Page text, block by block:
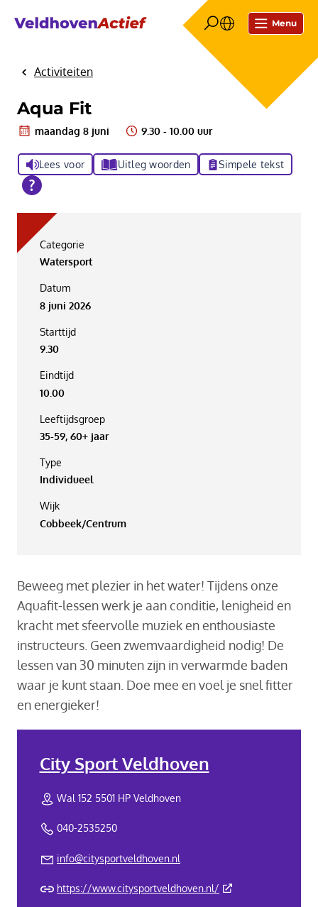
Menu
HomeActiviteiten
Aqua Fit
maandag 8 juni 9.30 - 10.00 uur
Lees voor Uitleg woorden Simpele tekst
Categorie
Watersport
Datum
8 juni 2026
Starttijd
9.30
Eindtijd
10.00
Leeftijdsgroep
35-59, 60+ jaar
Type
Individueel
Wijk
Cobbeek/Centrum
Beweeg met plezier in het water! Tijdens onze
Aquafit-lessen werk je aan conditie, lenigheid en
kracht met sfeervolle muziek en enthousiaste
instructeurs. Geen zwemvaardigheid nodig! De
lessen van 30 minuten zijn in verwarmde baden
waar je kunt staan. Doe mee en voel je snel fitter
en energieker!
City Sport Veldhoven
Wal 152 5501 HP Veldhoven
040-2535250
info@citysportveldhoven.nl
https://www.citysportveldhoven.nl/ (Deze link gaat naar